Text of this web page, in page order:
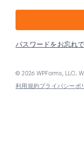
パスワードをお忘れ
© 2026 WPForms, LLC.
利用規約プライバシーポ